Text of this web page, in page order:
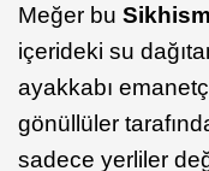
Meğer bu Sikhism
içerideki su
ayakkabı
gönüllüler
sadece yerliler